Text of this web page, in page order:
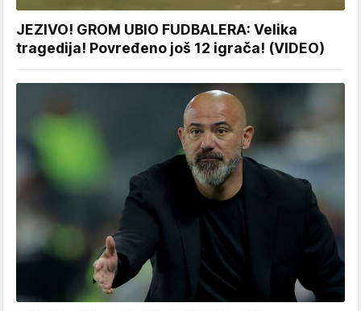
JEZIVO! GROM UBIO FUDBALERA: Velika
tragedija! Povređeno još 12 igrača! (VIDEO)